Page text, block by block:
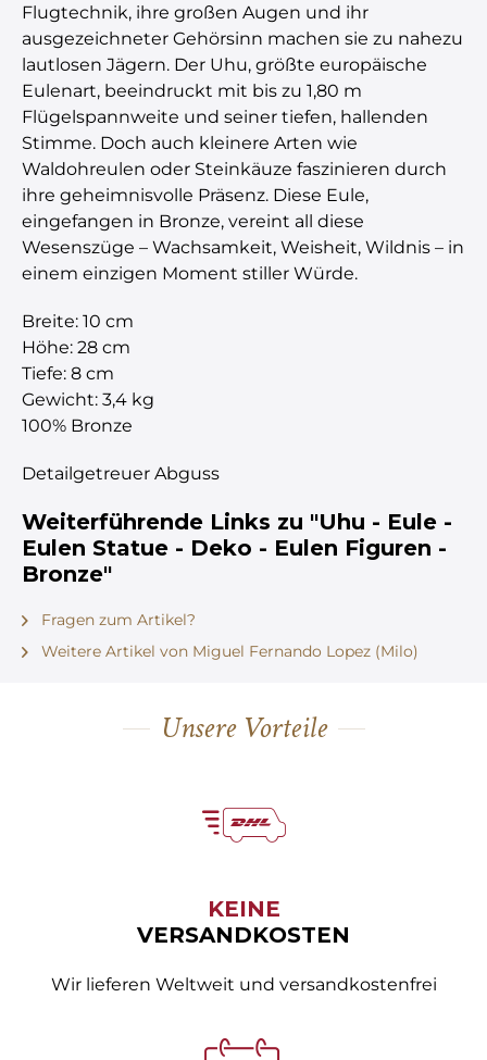
Flugtechnik, ihre großen Augen und ihr
ausgezeichneter Gehörsinn machen sie zu nahezu
lautlosen Jägern. Der Uhu, größte europäische
Eulenart, beeindruckt mit bis zu 1,80 m
Flügelspannweite und seiner tiefen, hallenden
Stimme. Doch auch kleinere Arten wie
Waldohreulen oder Steinkäuze faszinieren durch
ihre geheimnisvolle Präsenz. Diese Eule,
eingefangen in Bronze, vereint all diese
Wesenszüge – Wachsamkeit, Weisheit, Wildnis – in
einem einzigen Moment stiller Würde.
Breite: 10 cm
Höhe: 28 cm
Tiefe: 8 cm
Gewicht: 3,4 kg
100% Bronze
Detailgetreuer Abguss
Weiterführende Links zu "Uhu - Eule -
Eulen Statue - Deko - Eulen Figuren -
Bronze"
Fragen zum Artikel?
Weitere Artikel von Miguel Fernando Lopez (Milo)
Unsere Vorteile
KEINE
VERSANDKOSTEN
Wir lieferen Weltweit und versandkostenfrei